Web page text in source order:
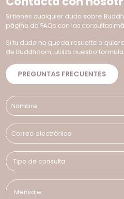
Si tienes cualquier duda sobre
página de FAQs con las consultas
Si tu duda no queda resuelta o
de Buddhoom, utiliza nuestro
PREGUNTAS FRECUENTES